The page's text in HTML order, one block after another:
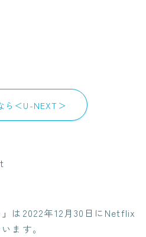
ら＜U-NEXT＞
」 は2022年12月30日にNetflix
ます。